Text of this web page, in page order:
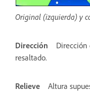
Original (izquierda) y
Dirección
resaltado.
Relieve
Altura